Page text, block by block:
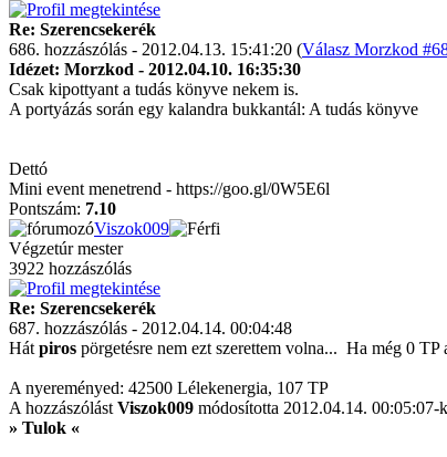
Re: Szerencsekerék
686. hozzászólás - 2012.04.13. 15:41:20 (Válasz Morzkod
Idézet: Morzkod - 2012.04.10. 16:35:30
Csak kipottyant a tudás könyve nekem is.
A portyázás során egy kalandra bukkantál: A tudás könyve
Dettó
Mini event menetrend - https://goo.gl/0W5E6l
Pontszám: 7.10
Viszok009
Végzetúr mester
3922 hozzászólás
Re: Szerencsekerék
687. hozzászólás - 2012.04.14. 00:04:48
Hát piros pörgetésre nem ezt szerettem volna... Ha még 0 TP
A nyereményed: 42500 Lélekenergia, 107 TP
A hozzászólást Viszok009 módosította 2012.04.14. 00:05:07-
» Tulok «